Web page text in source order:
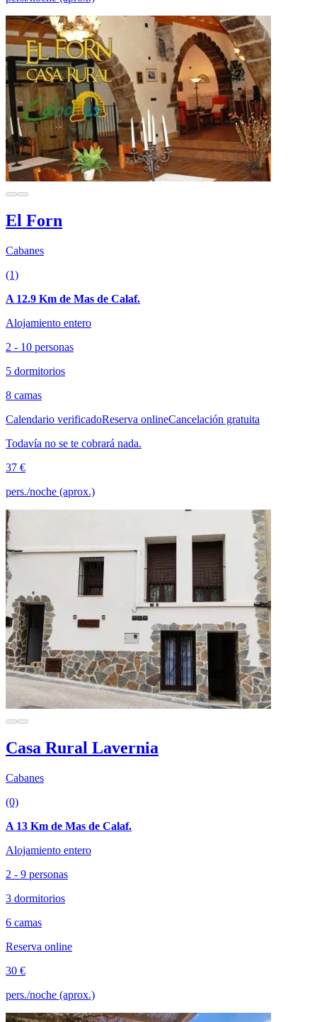
El Forn
Cabanes
(1)
A 12.9 Km de Mas de Calaf.
Alojamiento entero
2 - 10 personas
5 dormitorios
8 camas
Calendario verificadoReserva onlineCancelación gratuita
Todavía no se te cobrará nada.
37 €
pers./noche (aprox.)
Casa Rural Lavernia
Cabanes
(0)
A 13 Km de Mas de Calaf.
Alojamiento entero
2 - 9 personas
3 dormitorios
6 camas
Reserva online
30 €
pers./noche (aprox.)